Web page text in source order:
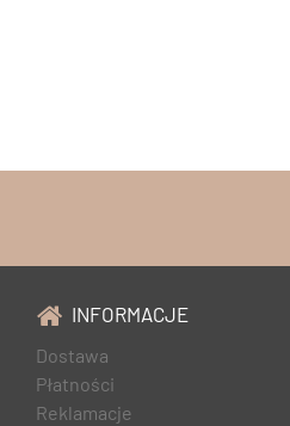
INFORMACJE
Dostawa
Płatności
Reklamacje